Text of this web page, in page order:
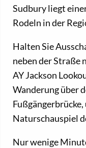
Sudbury liegt
Rodeln in der
Halten Sie
neben der Straße
AY Jackson
Wanderung über
Naturschauspiel
Nur wenige